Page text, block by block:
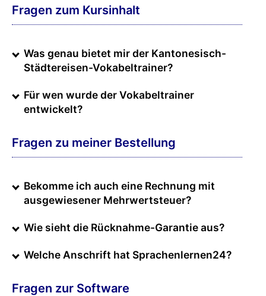
Fragen zum Kursinhalt
Was genau bietet mir der Kantonesisch-
Städtereisen-Vokabeltrainer?
Für wen wurde der Vokabeltrainer
entwickelt?
Fragen zu meiner Bestellung
Bekomme ich auch eine Rechnung mit
ausgewiesener Mehrwertsteuer?
Wie sieht die Rücknahme-Garantie aus?
Welche Anschrift hat Sprachenlernen24?
Fragen zur Software